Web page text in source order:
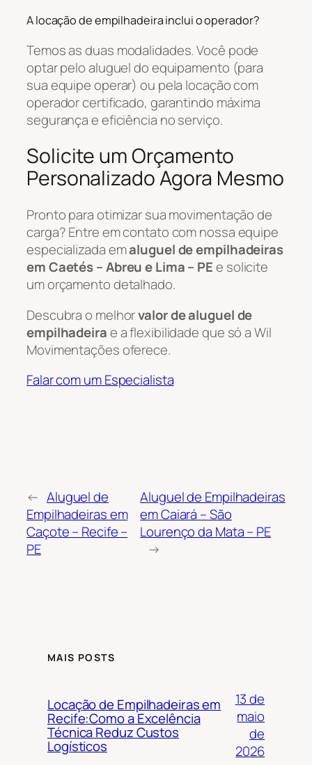
A locação de empilhadeira inclui o operador?
Temos as duas modalidades. Você pode
optar pelo aluguel do equipamento (para
sua equipe operar) ou pela locação com
operador certificado, garantindo máxima
segurança e eficiência no serviço.
Solicite um Orçamento
Personalizado Agora Mesmo
Pronto para otimizar sua movimentação de
carga? Entre em contato com nossa equipe
especializada emaluguel de empilhadeiras
em Caetés – Abreu e Lima – PEe solicite
um orçamento detalhado.
Descubra o melhorvalor de aluguel de
empilhadeirae a flexibilidade que só a Wil
Movimentações oferece.
Falar com um Especialista
← Aluguel de
Empilhadeiras em
Caçote – Recife –
PE
Aluguel de Empilhadeiras
em Caiará – São
Lourenço da Mata – PE
→
MAIS POSTS
Locação de Empilhadeiras em
Recife:Como a Excelência
Técnica Reduz Custos
Logísticos
13 de
maio
de
2026